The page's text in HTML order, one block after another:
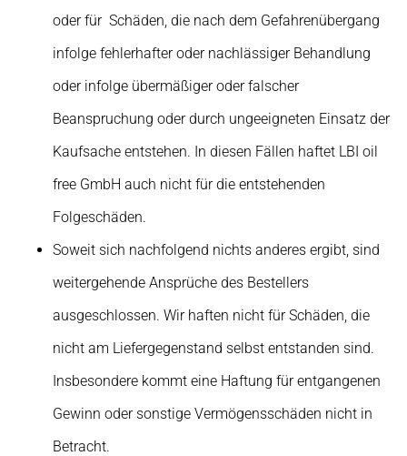
oder für Schäden, die nach dem Gefahrenübergang
infolge fehlerhafter oder nachlässiger Behandlung
oder infolge übermäßiger oder falscher
Beanspruchung oder durch ungeeigneten Einsatz der
Kaufsache entstehen. In diesen Fällen haftet LBI oil
free GmbH auch nicht für die entstehenden
Folgeschäden.
Soweit sich nachfolgend nichts anderes ergibt, sind
weitergehende Ansprüche des Bestellers
ausgeschlossen. Wir haften nicht für Schäden, die
nicht am Liefergegenstand selbst entstanden sind.
Insbesondere kommt eine Haftung für entgangenen
Gewinn oder sonstige Vermögensschäden nicht in
Betracht.